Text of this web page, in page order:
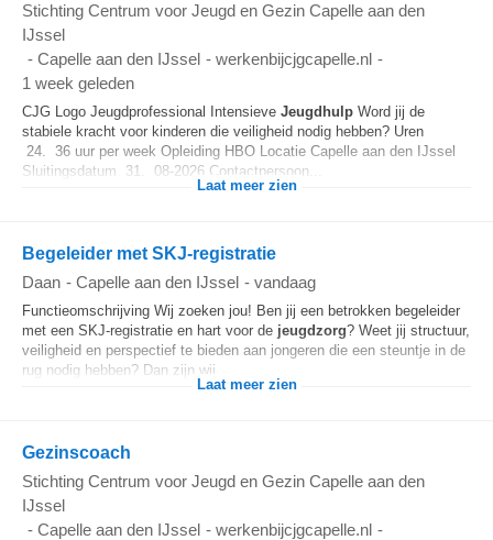
Stichting Centrum voor Jeugd en Gezin Capelle aan den
IJssel
- Capelle aan den IJssel - werkenbijcjgcapelle.nl -
1 week geleden
CJG Logo Jeugdprofessional Intensieve Jeugdhulp Word jij de
stabiele kracht voor kinderen die veiligheid nodig hebben? Uren
24. 36 uur per week Opleiding HBO Locatie Capelle aan den IJssel
Sluitingsdatum 31. 08-2026 Contactpersoon...
Laat meer zien
Begeleider met SKJ-registratie
Daan - Capelle aan den IJssel - vandaag
Functieomschrijving Wij zoeken jou! Ben jij een betrokken begeleider
met een SKJ-registratie en hart voor de jeugdzorg? Weet jij structuur,
veiligheid en perspectief te bieden aan jongeren die een steuntje in de
rug nodig hebben? Dan zijn wij...
Laat meer zien
Gezinscoach
Stichting Centrum voor Jeugd en Gezin Capelle aan den
IJssel
- Capelle aan den IJssel - werkenbijcjgcapelle.nl -